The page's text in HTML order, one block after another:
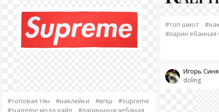
#топовая тян #наклейки #впш
#supreme
#supreme мода хайп
#ларинчушкаебаная
#топ шмот
#ларин ебанная
doling
Игорь